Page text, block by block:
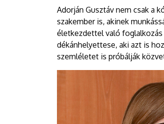
Adorján Gusztáv nem csak a
szakember is, akinek
életkezdettel való
dékánhelyettese, aki azt is
szemléletet is próbálják